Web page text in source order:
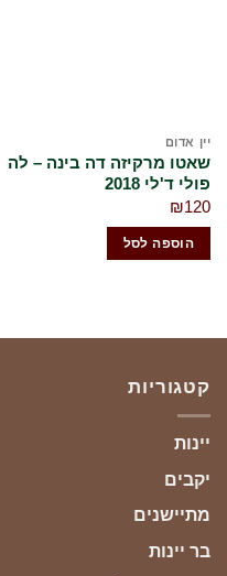
יין אדום
שאטו מרקיזה דה בינה – לה
פולי ד'לי 2018
₪120
הוספה לסל
קטגוריות
יינות
יקבים
מתיישנים
בר יינות